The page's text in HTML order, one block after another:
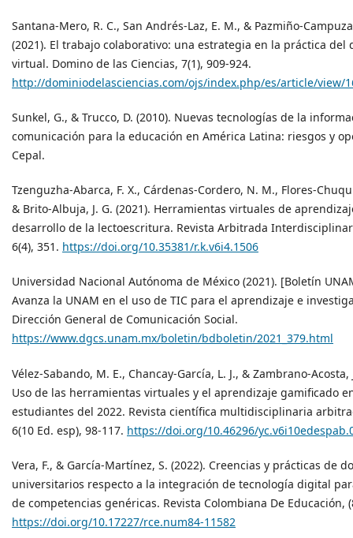
Santana-Mero, R. C., San Andrés-Laz, E. M., & Pazmiño-
(2021). El trabajo colaborativo: una estrategia en la práctica del
virtual. Domino de las Ciencias, 7(1), 909-924.
http://dominiodelasciencias.com/ojs/index.php/es/article/view/
Sunkel, G., & Trucco, D. (2010). Nuevas tecnologías de la
comunicación para la educación en América Latina: riesgos y
Cepal.
Tzenguzha-Abarca, F. X., Cárdenas-Cordero, N. M., Flores-
& Brito-Albuja, J. G. (2021). Herramientas virtuales de
desarrollo de la lectoescritura. Revista Arbitrada
6(4), 351. https://doi.org/10.35381/r.k.v6i4.1506
Universidad Nacional Autónoma de México (2021). [Boletín
Avanza la UNAM en el uso de TIC para el aprendizaje e
Dirección General de Comunicación Social.
https://www.dgcs.unam.mx/boletin/bdboletin/2021_379.html
Vélez-Sabando, M. E., Chancay-García, L. J., & Zambrano-Acosta,
Uso de las herramientas virtuales y el aprendizaje gamificado
estudiantes del 2022. Revista científica multidisciplinaria
6(10 Ed. esp), 98-117. https://doi.org/10.46296/
Vera, F., & García-Martínez, S. (2022). Creencias y prácticas de
universitarios respecto a la integración de tecnología digital
de competencias genéricas. Revista Colombiana De Educación,
https://doi.org/10.17227/rce.num84-11582